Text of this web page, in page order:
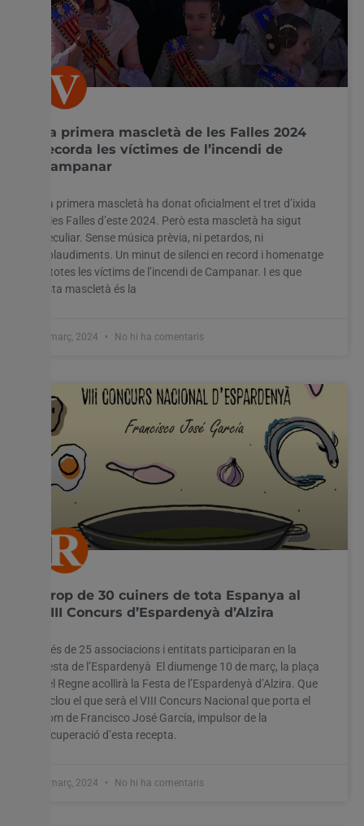
La primera mascletà de les Falles 2024
recorda les víctimes de l’incendi de
Campanar
La primera mascletà ha donat oficialment el tret d’ixida
a les Falles d’este 2024. Però esta mascletà ha sigut
peculiar. Sense música prèvia, ni petardos, ni
aplaudiments. Un minut de silenci en record i homenatge
a totes les víctims de l’incendi de Campanar. I es que
esta mascletà és la
1 març, 2024 No hi ha comentaris
Prop de 30 cuiners de tota Espanya al
VIII Concurs d’Espardenyà d’Alzira
Més de 25 associacions i entitats participaran en la
Festa de l’Espardenyà El diumenge 10 de març, la plaça
del Regne acollirà la Festa de l’Espardenyà d’Alzira. Que
inclou el que serà el VIII Concurs Nacional que porta el
nom de Francisco José García, impulsor de la
recuperació d’esta recepta.
1 març, 2024 No hi ha comentaris